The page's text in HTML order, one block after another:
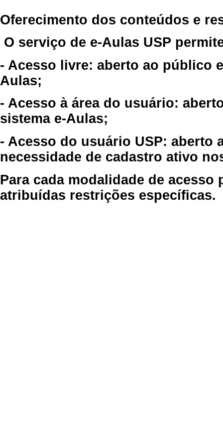
Oferecimento dos conteúdos e
O serviço de e-Aulas USP
- Acesso livre: aberto ao público
Aulas;
- Acesso à área do usuário:
sistema e-Aulas;
- Acesso do usuário USP: aberto
necessidade de cadastro ativo
Para cada modalidade de
atribuídas restrições específicas.